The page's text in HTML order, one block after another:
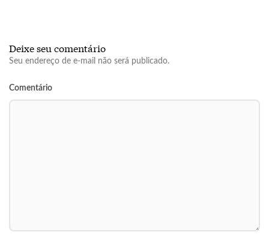
Deixe seu comentário
Seu endereço de e-mail não será publicado.
Comentário